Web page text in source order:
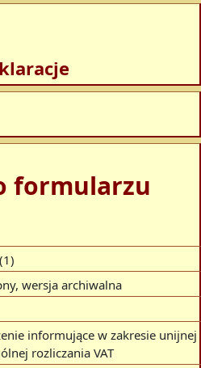
formularzu
wersja archiwalna
informujące w zakresie
rozliczania VAT